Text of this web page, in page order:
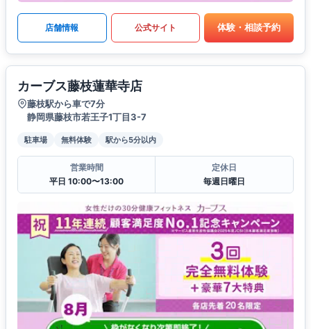
店舗情報 公式サイト 体験・相談予約
カーブス藤枝蓮華寺店
藤枝駅から車で7分
静岡県藤枝市若王子1丁目3-7
駐車場 無料体験 駅から5分以内
営業時間
平日 10:00〜13:00
定休日
毎週日曜日